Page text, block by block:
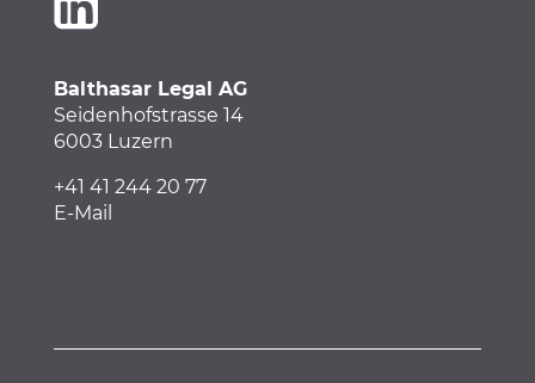
Balthasar Legal AG
Seidenhofstrasse 14
6003 Luzern
+41 41 244 20 77
E-Mail